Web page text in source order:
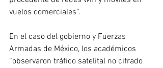
vuelos comerciales”.
En el caso del gobierno y Fuerzas
Armadas de México, los académicos
“observaron tráfico satelital no cifrado